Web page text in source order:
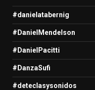
#danielatabernig
#DanielMendelson
#DanielPacitti
#DanzaSufi
#deteclasysonidos